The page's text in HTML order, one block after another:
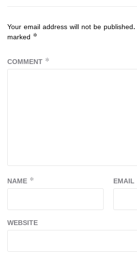
Your email address will not be published.
marked *
COMMENT *
NAME * EMAIL
WEBSITE